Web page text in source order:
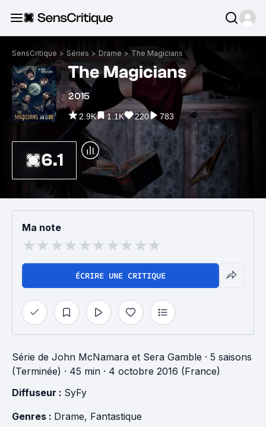
SensCritique > Séries > Drame > The Magicians
The Magicians
2015
2.9K 1.1K 220 783
6.1
Ma note
ÉCRIRE UNE CRITIQUE
Série de John McNamara et Sera Gamble · 5 saisons
(Terminée) · 45 min · 4 octobre 2016 (France)
Diffuseur : SyFy
Genres : Drame, Fantastique